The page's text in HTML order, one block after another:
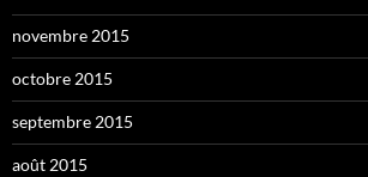
novembre 2015
octobre 2015
septembre 2015
août 2015